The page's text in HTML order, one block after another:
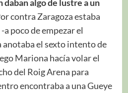
daban algo de lustre a un
contra Zaragoza estaba
poco de empezar el
anotaba el sexto intento de
Mariona hacía volar el
del Roig Arena para
encontraba a una Gueye